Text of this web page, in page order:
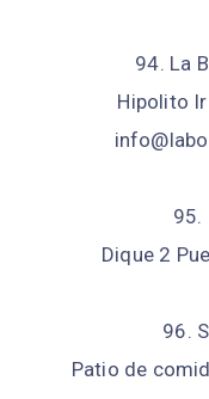
94. La
Hipolito
95.
Dique 2
96.
Patio de